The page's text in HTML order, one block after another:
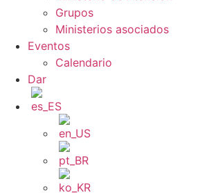
Grupos
Ministerios asociados
Eventos
Calendario
Dar